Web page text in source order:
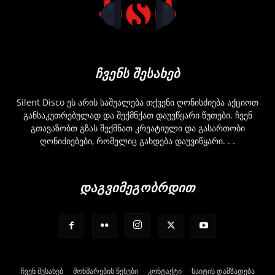
ᲩᲕᲔᲜᲡ ᲨᲔᲡᲐᲮᲔᲑ
Silent Disco ეს არის საშუალება თქვენი ღონისძიება აქციოთ
განსაკუთრებულად და შექმნქათ დაუვწყარი წუთები. ჩვენ
გთავაზობთ გზას შექმნათ კრეატიული და გასართობი
ღონიძიებები, რომელიც გახდება დაუვიწყარი. . .
ᲓᲐᲒᲕᲘᲛᲔᲒᲝᲑᲠᲓᲘᲗ
ჩვენ შესახებ მოხმარების წესები კონტაქტი საიტის დამზადება